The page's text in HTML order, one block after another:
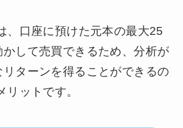
、口座に預けた元本の最大25
して売買できるため、分析が
ターンを得ることができるの
リットです。